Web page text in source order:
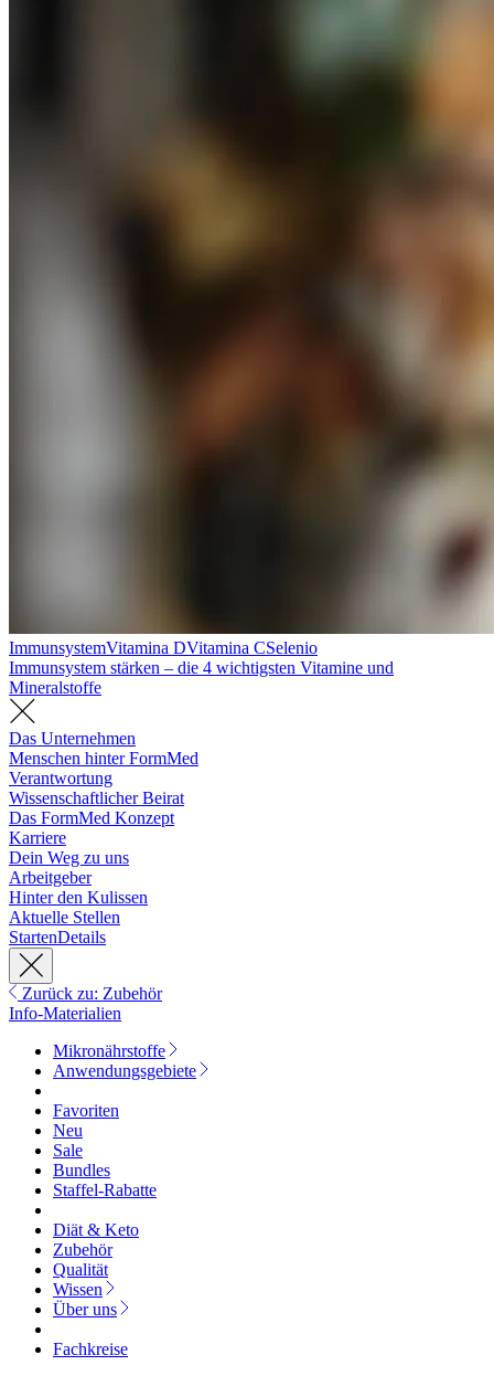
ImmunsystemVitamina DVitamina CSelenio
Immunsystem stärken – die 4 wichtigsten Vitamine und
Mineralstoffe
Das Unternehmen
Menschen hinter FormMed
Verantwortung
Wissenschaftlicher Beirat
Das FormMed Konzept
Karriere
Dein Weg zu uns
Arbeitgeber
Hinter den Kulissen
Aktuelle Stellen
StartenDetails
Zurück zu: Zubehör
Info-Materialien
Mikronährstoffe
Anwendungsgebiete
Favoriten
Neu
Sale
Bundles
Staffel-Rabatte
Diät & Keto
Zubehör
Qualität
Wissen
Über uns
Fachkreise